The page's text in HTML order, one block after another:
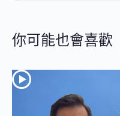
你可能也會喜歡